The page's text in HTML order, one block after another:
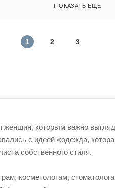
ПОКАЗАТЬ ЕЩЕ
1 2 3
которым важно
с идеей «одежда,
собственного стиля.
косметологам,